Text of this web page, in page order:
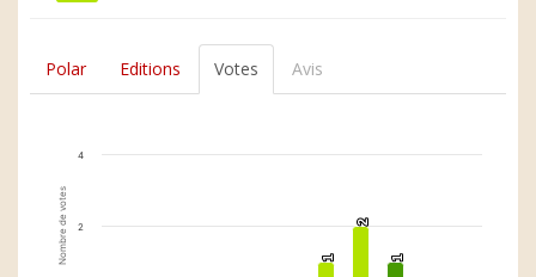
Polar Editions Votes Avis
Nombre de votes 1
1
2
2
1
1
2
4